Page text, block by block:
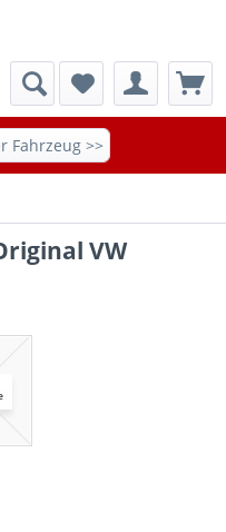
Fahrzeug >>
VW